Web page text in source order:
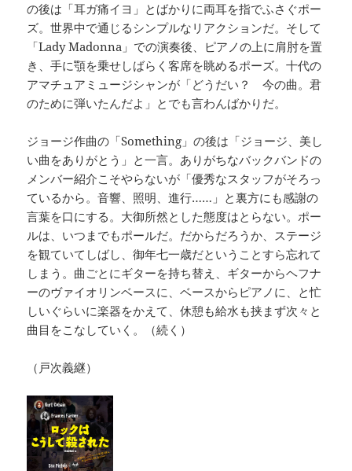
の後は「耳ガ痛イヨ」とばかりに両耳を指でふさぐポー
ズ。世界中で通じるシンプルなリアクションだ。そして
「Lady Madonna」での演奏後、ピアノの上に肩肘を置
き、手に顎を乗せしばらく客席を眺めるポーズ。十代の
アマチュアミュージシャンが「どうだい？ 今の曲。君
のために弾いたんだよ」とでも言わんばかりだ。
ジョージ作曲の「Something」の後は「ジョージ、美し
い曲をありがとう」と一言。ありがちなバックバンドの
メンバー紹介こそやらないが「優秀なスタッフがそろっ
ているから。音響、照明、進行……」と裏方にも感謝の
言葉を口にする。大御所然とした態度はとらない。ポー
ルは、いつまでもポールだ。だからだろうか、ステージ
を観ていてしばし、御年七一歳だということすら忘れて
しまう。曲ごとにギターを持ち替え、ギターからヘフナ
ーのヴァイオリンベースに、ベースからピアノに、と忙
しいぐらいに楽器をかえて、休憩も給水も挟まず次々と
曲目をこなしていく。（続く）
（戸次義継）